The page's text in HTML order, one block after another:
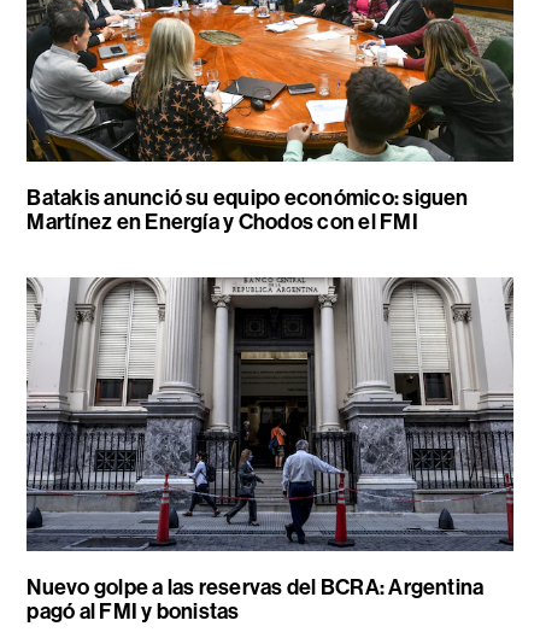
Batakis anunció su equipo económico: siguen
Martínez en Energía y Chodos con el FMI
Nuevo golpe a las reservas del BCRA: Argentina
pagó al FMI y bonistas